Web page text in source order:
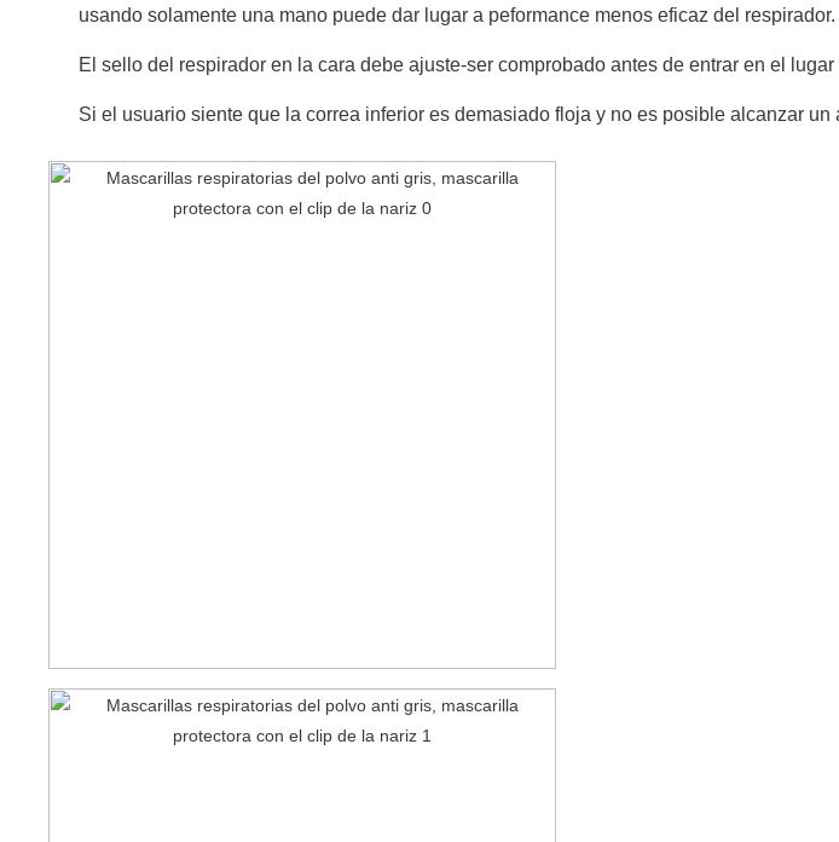
usando solamente una mano puede dar lugar a peformance menos eficaz del respirador.
El sello del respirador en la cara debe ajuste-ser comprobado antes de entrar en el lugar
Si el usuario siente que la correa inferior es demasiado floja y no es posible alcanzar